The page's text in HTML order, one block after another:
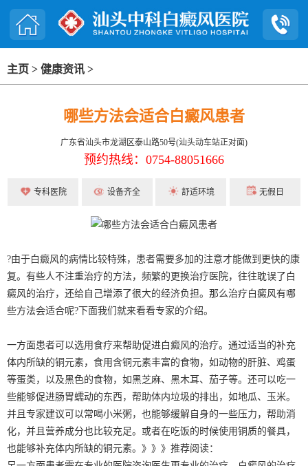
主页 > 健康资讯 >
哪些方法会适合白癜风患者
广东省汕头市龙湖区泰山路50号(汕头动车站正对面)
预约热线：0754-88051666
专科医院 设备齐全 舒适环境 无假日
?由于白癜风的病情比较特殊，患者需要多加的注意才能做到更快的康
复。有些人不注重治疗的方法，频繁的更换治疗医院，往往耽误了白
癜风的治疗，还给自己增添了很大的经济负担。那么治疗白癜风有哪
些方法会适合呢?下面我们就来看看专家的介绍。
一方面患者可以选用食疗来帮助促进白癜风的治疗。通过适当的补充
体内所缺的铜元素，食用含铜元素丰富的食物，如动物的肝脏、鸡蛋
等蛋类，以及黑色的食物，如黑芝麻、黑木耳、茄子等。还可以吃一
些能够促进肠胃蠕动的东西，帮助体内垃圾的排出，如地瓜、玉米。
并且专家建议可以常喝小米粥，也能够缓解自身的一些压力，帮助消
化，并且营养成分也比较充足。或者在吃饭的时候使用铜质的餐具，
也能够补充体内所缺的铜元素。》》》推荐阅读：